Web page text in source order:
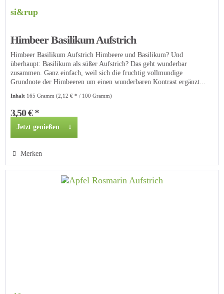
si&rup
Himbeer Basilikum Aufstrich
Himbeer Basilikum Aufstrich Himbeere und Basilikum? Und
überhaupt: Basilikum als süßer Aufstrich? Das geht wunderbar
zusammen. Ganz einfach, weil sich die fruchtig vollmundige
Grundnote der Himbeeren um einen wunderbaren Kontrast ergänzt...
Inhalt 165 Gramm(2,12 € * / 100 Gramm)
3,50 € *
Jetzt genießen
Merken